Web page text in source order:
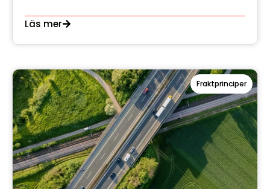
Läs mer
Fraktprinciper